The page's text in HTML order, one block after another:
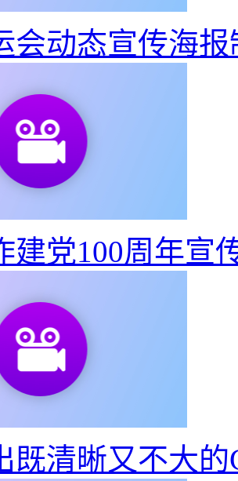
会动态宣传海
建党100周年宣
既清晰又不大的